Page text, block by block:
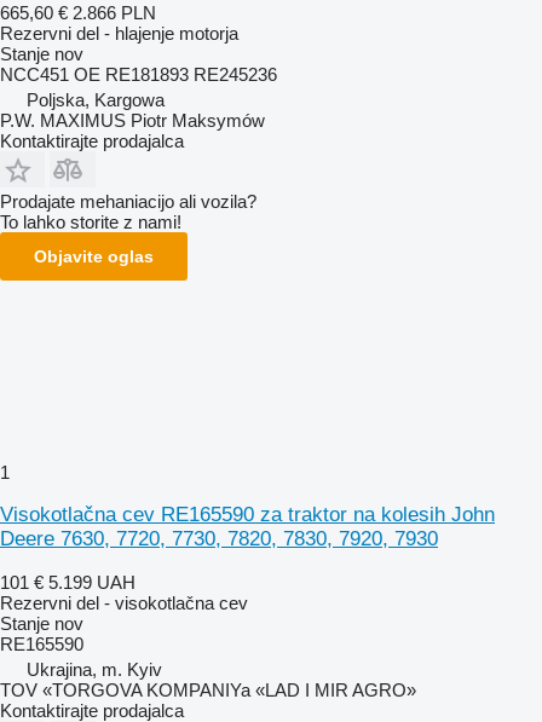
665,60 € 2.866 PLN
Rezervni del - hlajenje motorja
Stanje nov
NCC451 OE RE181893 RE245236
Poljska, Kargowa
P.W. MAXIMUS Piotr Maksymów
Kontaktirajte prodajalca
Prodajate mehaniacijo ali vozila?
To lahko storite z nami!
Objavite oglas
1
Visokotlačna cev RE165590 za traktor na kolesih John
Deere 7630, 7720, 7730, 7820, 7830, 7920, 7930
101 € 5.199 UAH
Rezervni del - visokotlačna cev
Stanje nov
RE165590
Ukrajina, m. Kyiv
TOV «TORGOVA KOMPANIYa «LAD I MIR AGRO»
Kontaktirajte prodajalca